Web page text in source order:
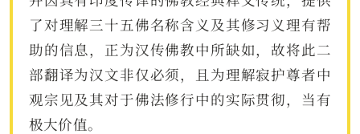
了对理解三十五佛名称含义及其修习义理有帮
助的信息，正为汉传佛教中所缺如，故将此二
部翻译为汉文非仅必须，且为理解寂护尊者中
观宗见及其对于佛法修行中的实际贯彻，当有
极大价值。